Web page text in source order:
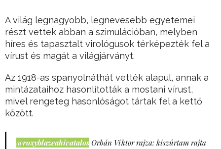
A világ legnagyobb, legnevesebb egyetemei
részt vettek abban a szimulációban, melyben
híres és tapasztalt virológusok térképezték fel a
vírust és magát a világjárványt.
Az 1918-as spanyolnáthát vették alapul, annak a
mintázataihoz hasonlították a mostani vírust,
mivel rengeteg hasonlóságot tártak fel a kettő
között.
@roxyblazeahivatalos Orbán Viktor rajza: kiszúrtam rajta